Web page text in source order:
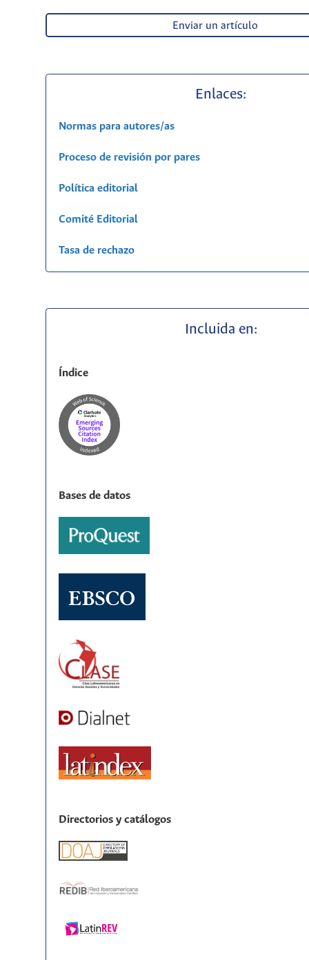
Enviar un artículo
Enlaces:
Normas para autores/as
Proceso de revisión por pares
Política editorial
Comité Editorial
Tasa de rechazo
Incluida en:
Índice
Bases de datos
Directorios y catálogos